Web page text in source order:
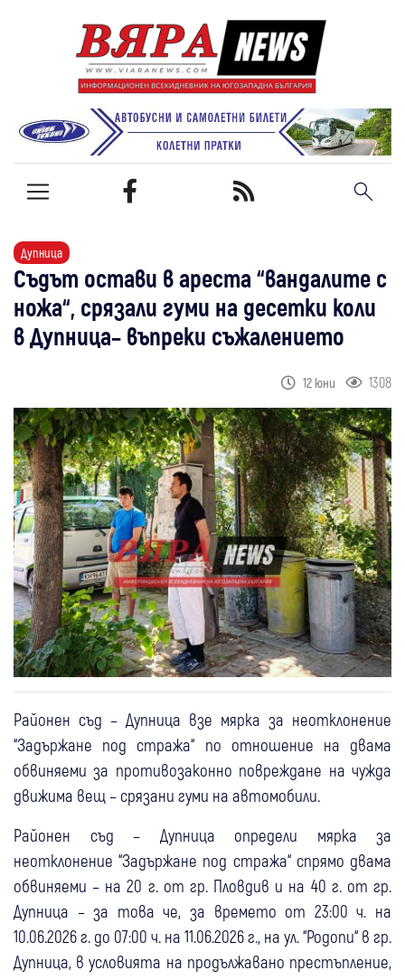
Дупница
Съдът остави в ареста “вандалите с
ножа“, срязали гуми на десетки коли
в Дупница– въпреки съжалението
12 юни 1308
Районен съд – Дупница взе мярка за неотклонение
“Задържане под стража“ по отношение на двама
обвиняеми за противозаконно повреждане на чужда
движима вещ – срязани гуми на автомобили.
Районен съд – Дупница определи мярка за
неотклонение “Задържане под стража“ спрямо двама
обвиняеми – на 20 г. от гр. Пловдив и на 40 г. от гр.
Дупница – за това че, за времето от 23:00 ч. на
10.06.2026 г. до 07:00 ч. на 11.06.2026 г., на ул. “Родопи“ в гр.
Дупница, в условията на продължавано престъпление,